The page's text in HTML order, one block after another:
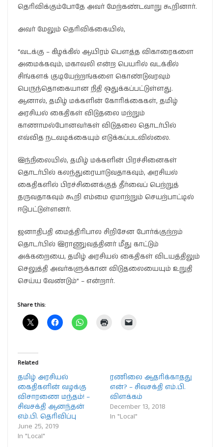
தெரிவிக்கும்போதே அவர் மேற்கண்டவாறு கூறினார்.
அவர் மேலும் தெரிவிக்கையில்,
“வடக்கு – கிழக்கில் ஆயிரம் பௌத்த விகாரைகளை
அமைக்கவும், மகாவலி என்ற பெயரில் வடக்கில்
சிங்களக் குடியேற்றங்களை கொண்டுவரவும்
பெருந்தொகையான நிதி ஒதுக்கப்பட்டுள்ளது.
ஆனால், தமிழ் மக்களின் கோரிக்கைகள், தமிழ்
அரசியல் கைதிகள் விடுதலை மற்றும்
காணாமல்போனவர்கள் விடுதலை தொடர்பில்
எவ்வித நடவடிக்கையும் எடுக்கப்படவில்லை.
இந்நிலையில், தமிழ் மக்களின் பிரச்சினைகள்
தொடர்பில் கலந்துரையாடுவதாகவும், அரசியல்
கைதிகளில் பிரச்சினைக்குத் தீர்வைப் பெற்றுத்
தருவதாகவும் கூறி எம்மை ஏமாற்றும் செயற்பாட்டில்
ஈடுபட்டுள்ளனர்.
ஜனாதிபதி மைத்திரிபால சிறிசேன போர்க்குற்றம்
தொடர்பில் இராணுவத்தினர் மீது காட்டும்
அக்கறையை, தமிழ் அரசியல் கைதிகள் விடயத்திலும்
செலுத்தி அவர்களுக்கான விடுதலையையும் உறுதி
செய்ய வேண்டும்” – என்றார்.
Share this:
Related
தமிழ் அரசியல்
கைதிகளின் வழக்கு
விசாரணை மந்தம்! –
சிவசக்தி ஆனந்தன்
எம்.பி. தெரிவிப்பு
June 25, 2019
In "Local"
ரணிலை ஆதரிக்காதது
என்? – சிவசக்தி எம்.பி.
விளக்கம்
December 13, 2018
In "Local"